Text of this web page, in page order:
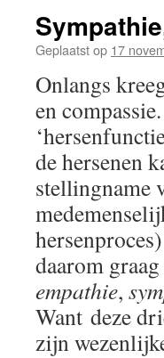
Geplaatst op 17
Onlangs
en
de hersenen
stellingname
daarom
empathie,
Want deze
zijn